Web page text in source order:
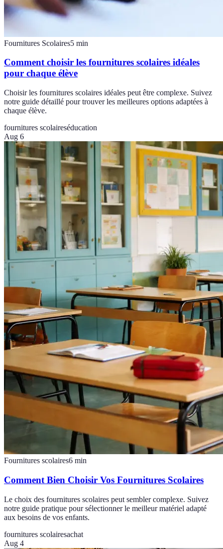
Fournitures Scolaires5 min
Comment choisir les fournitures scolaires idéales
pour chaque élève
Choisir les fournitures scolaires idéales peut être complexe. Suivez
notre guide détaillé pour trouver les meilleures options adaptées à
chaque élève.
fournitures scolaireséducation
Aug 6
Fournitures scolaires6 min
Comment Bien Choisir Vos Fournitures Scolaires
Le choix des fournitures scolaires peut sembler complexe. Suivez
notre guide pratique pour sélectionner le meilleur matériel adapté
aux besoins de vos enfants.
fournitures scolairesachat
Aug 4